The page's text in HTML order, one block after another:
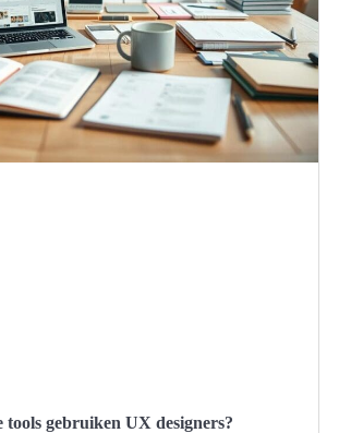
gebruiken UX designers?